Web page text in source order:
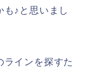
♪と思いまし
ラインを探すた